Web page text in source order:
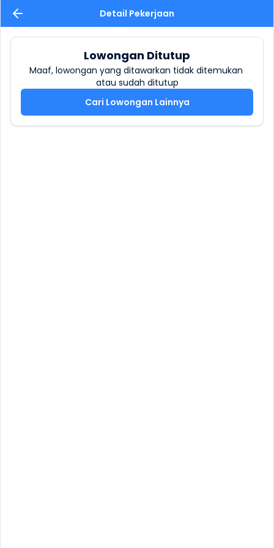
Detail Pekerjaan
Lowongan Ditutup
Maaf, lowongan yang ditawarkan tidak ditemukan
atau sudah ditutup
Cari Lowongan Lainnya